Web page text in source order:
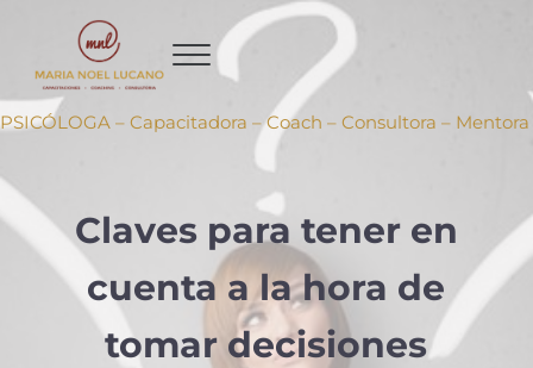
Skip to header right navigation
PSICÓLOGA – Capacitadora – Coach – Consultora – Mentora
Claves para tener en
cuenta a la hora de
tomar decisiones